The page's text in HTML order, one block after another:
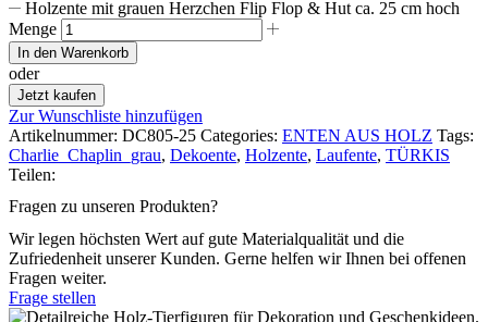
Holzente mit grauen Herzchen Flip Flop & Hut ca. 25 cm hoch
Menge
In den Warenkorb
oder
Jetzt kaufen
Zur Wunschliste hinzufügen
Artikelnummer: DC805-25 Categories: ENTEN AUS HOLZ Tags:
Charlie_Chaplin_grau, Dekoente, Holzente, Laufente, TÜRKIS
Teilen:
Fragen zu unseren Produkten?
Wir legen höchsten Wert auf gute Materialqualität und die
Zufriedenheit unserer Kunden. Gerne helfen wir Ihnen bei offenen
Fragen weiter.
Frage stellen